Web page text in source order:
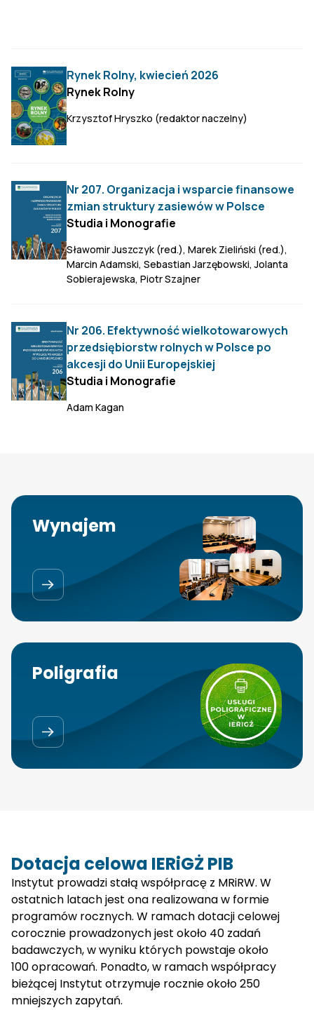
Rynek Rolny, kwiecień 2026
Rynek Rolny
Krzysztof Hryszko (redaktor naczelny)
Nr 207. Organizacja i wsparcie finansowe
zmian struktury zasiewów w Polsce
Studia i Monografie
Sławomir Juszczyk (red.), Marek Zieliński (red.),
Marcin Adamski, Sebastian Jarzębowski, Jolanta
Sobierajewska, Piotr Szajner
Nr 206. Efektywność wielkotowarowych
przedsiębiorstw rolnych w Polsce po
akcesji do Unii Europejskiej
Studia i Monografie
Adam Kagan
Wynajem
Poligrafia
Dotacja celowa IERiGŻ PIB
Instytut prowadzi stałą współpracę z MRiRW. W
ostatnich latach jest ona realizowana w formie
programów rocznych. W ramach dotacji celowej
corocznie prowadzonych jest około 40 zadań
badawczych, w wyniku których powstaje około
100 opracowań. Ponadto, w ramach współpracy
bieżącej Instytut otrzymuje rocznie około 250
mniejszych zapytań.